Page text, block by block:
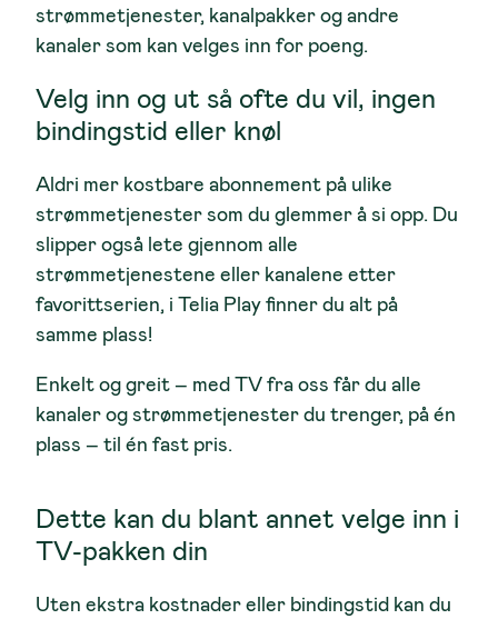
strømmetjenester, kanalpakker og andre
kanaler som kan velges inn for poeng.
Velg inn og ut så ofte du vil, ingen
bindingstid eller knøl
Aldri mer kostbare abonnement på ulike
strømmetjenester som du glemmer å si opp. Du
slipper også lete gjennom alle
strømmetjenestene eller kanalene etter
favorittserien, i Telia Play finner du alt på
samme plass!
Enkelt og greit – med TV fra oss får du alle
kanaler og strømmetjenester du trenger, på én
plass – til én fast pris.
Dette kan du blant annet velge inn i
TV-pakken din
Uten ekstra kostnader eller bindingstid kan du